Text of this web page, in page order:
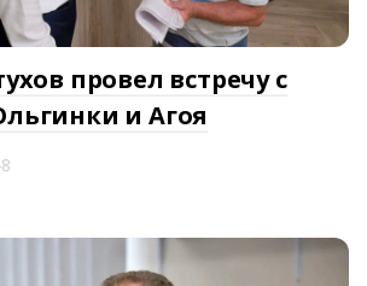
провел встречу с
и Агоя